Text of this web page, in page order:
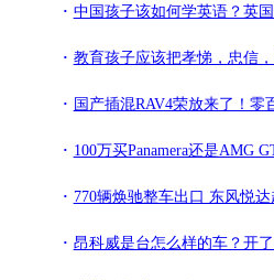
中国孩子该如何学英语？英国BBC专家告
教育孩子应该把孝悌，忠信，礼仪，廉耻作为
国产插混RAV4荣放来了！零百加速不到6秒，百公
100万买Panamera还是AMG GT 50？简析AMG
770辆焕驰整车出口 东风悦达起亚加速国际
昂科威是台怎么样的车？开了4000公里后车主说出